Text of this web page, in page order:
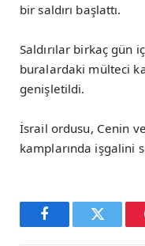
bir saldırı başlattı.
Saldırılar birkaç gün
buralardaki mülteci
genişletildi.
İsrail ordusu, Cenin
kamplarında işgalini
FacebookTwitter